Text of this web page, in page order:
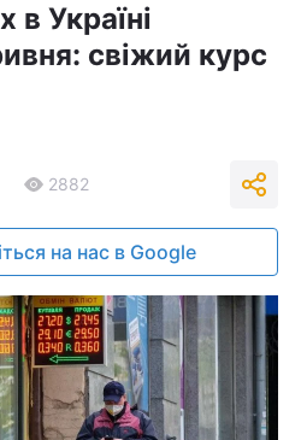
в Україні
свіжий курс
2882
на нас в Google